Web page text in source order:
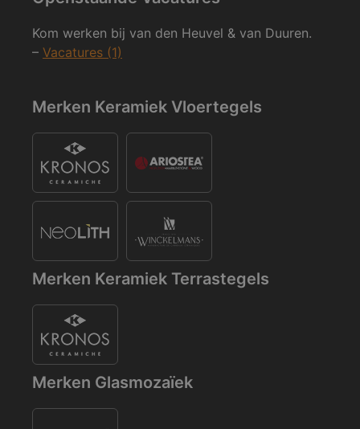
Kom werken bij van den Heuvel & van Duuren.
– Vacatures (1)
Merken Keramiek Vloertegels
Merken Keramiek Terrastegels
Merken Glasmozaïek